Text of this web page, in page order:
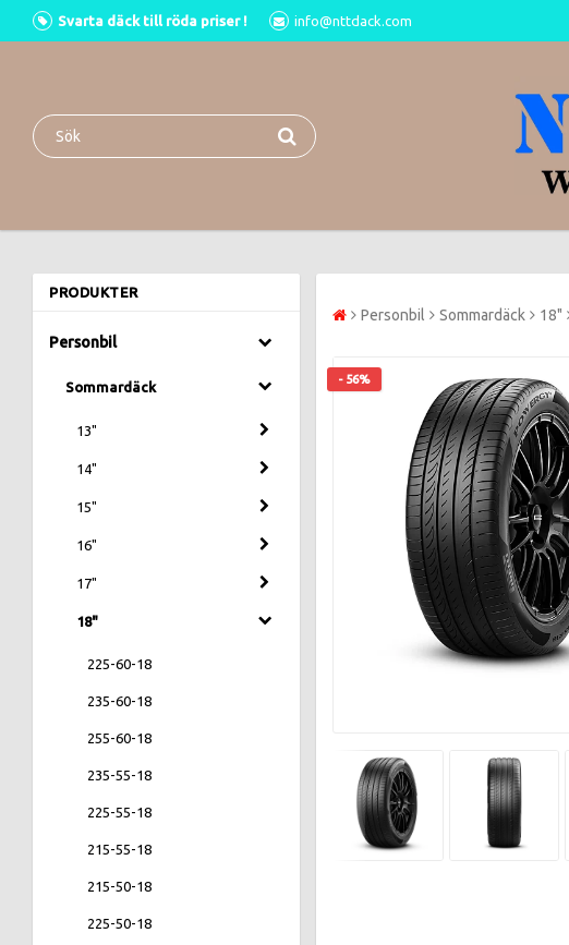
Svarta däck till röda priser ! info@nttdack.com
PRODUKTER
Personbil
Sommardäck
13"
14"
15"
16"
17"
18"
225-60-18
235-60-18
255-60-18
235-55-18
225-55-18
215-55-18
215-50-18
225-50-18
Personbil Sommardäck 18"
- 56%